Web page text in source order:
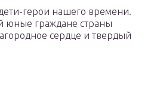
герои нашего времени.
юные граждане страны
сердце и твердый